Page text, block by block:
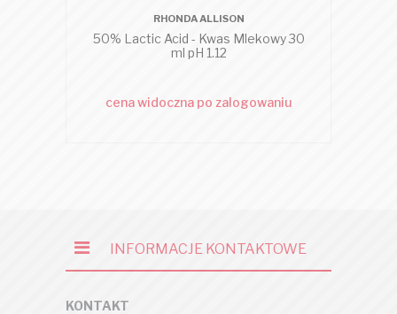
RHONDA ALLISON
50% Lactic Acid - Kwas Mlekowy 30
ml pH 1.12
cena widoczna po zalogowaniu
INFORMACJE KONTAKTOWE
KONTAKT